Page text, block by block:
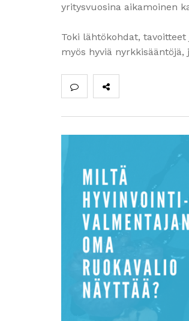
yritysvuosina aikamoinen
Toki lähtökohdat,
myös hyviä